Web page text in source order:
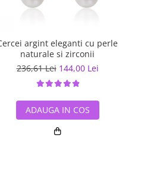
argint eleganti cu perle
naturale si zirconii
236,61 Lei 144,00 Lei
ADAUGA IN COS